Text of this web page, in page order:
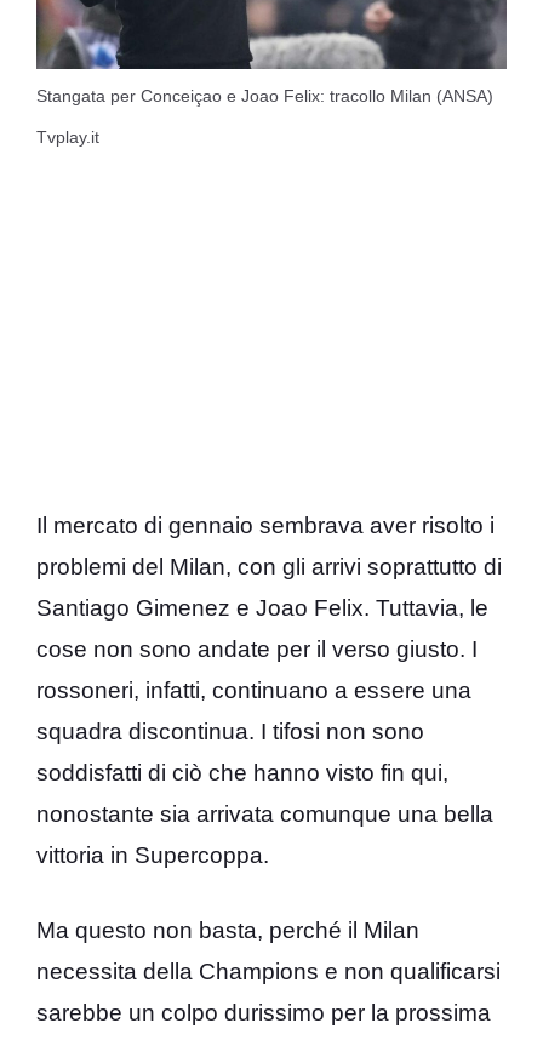
Stangata per Conceiçao e Joao Felix: tracollo Milan (ANSA)
Tvplay.it
Il mercato di gennaio sembrava aver risolto i
problemi del Milan, con gli arrivi soprattutto di
Santiago Gimenez e Joao Felix. Tuttavia, le
cose non sono andate per il verso giusto. I
rossoneri, infatti, continuano a essere una
squadra discontinua. I tifosi non sono
soddisfatti di ciò che hanno visto fin qui,
nonostante sia arrivata comunque una bella
vittoria in Supercoppa.
Ma questo non basta, perché il Milan
necessita della Champions e non qualificarsi
sarebbe un colpo durissimo per la prossima